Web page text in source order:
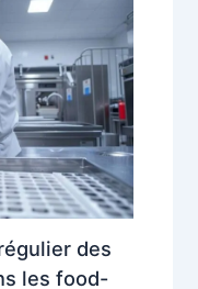
des
les food-